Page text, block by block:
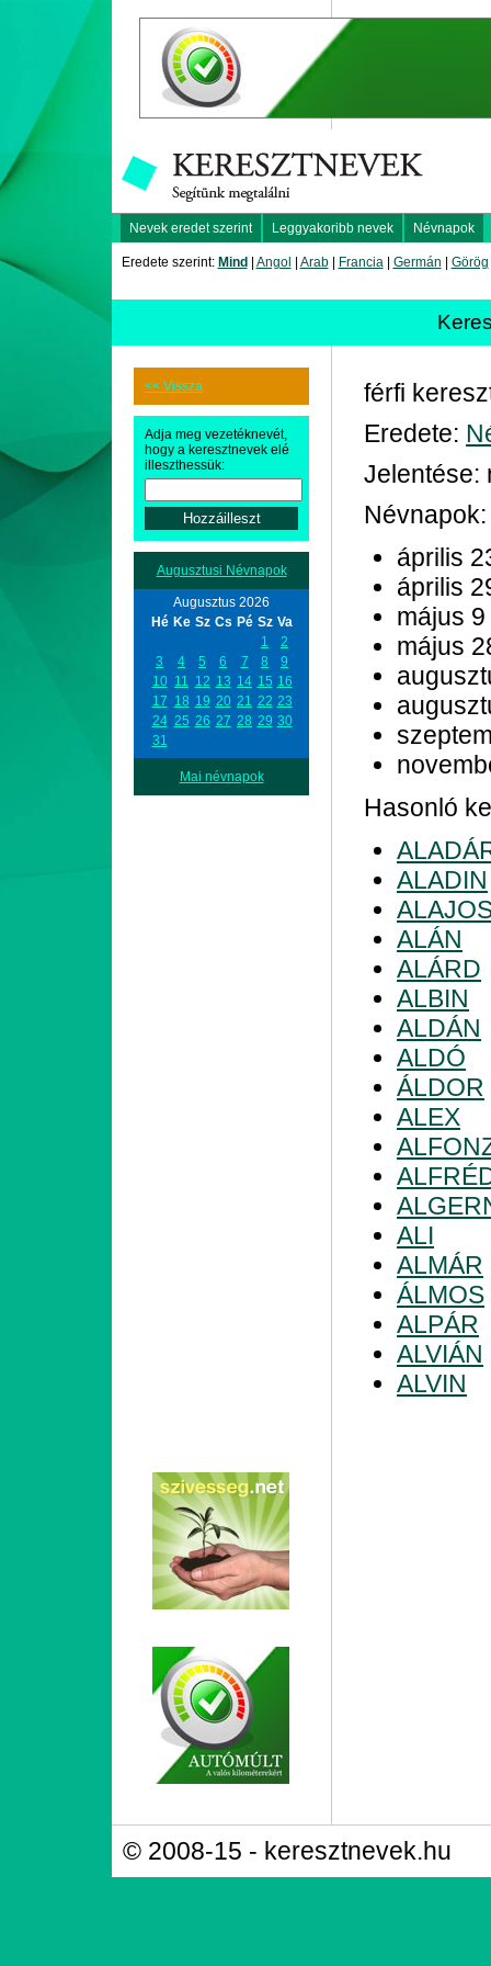
Nevek eredet szerint Leggyakoribb nevek Névnapok
Eredete szerint: Mind Angol Arab| Francia| Germán Görög
<< Vissza
Adja meg vezetéknevét,
hogy a keresztnevek elé
illeszthessük:
Augusztusi Névnapok
Augusztus 2026
Hé Ke Sz Cs Pé Sz Va
1
2
3
4 5 6 7 8
9
10 11 12 13 14 15 16
17 18 19 20 21 22 23
24 25 26 27 28 29 30
31
Mai névnapok
férfi
Eredete:
Jelentése:
Névnapok:
április
április
május 9
május
Hasonló
ALADIN
ALÁN
ALÁRD
ALBIN
ALDÁN
ALDÓ
ÁLDOR
ALEX
ALI
ALMÁR
ÁLMOS
ALPÁR
ALVIÁN
ALVIN
© 2008-15 - keresztnevek.hu